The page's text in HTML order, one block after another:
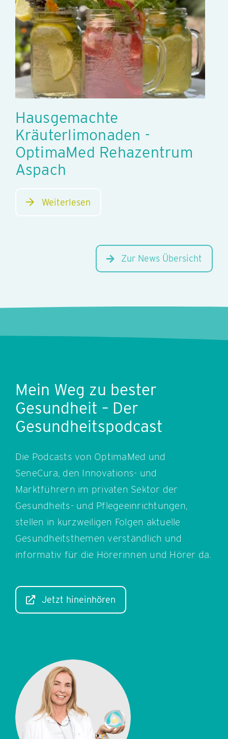
Hausgemachte
Kräuterlimonaden -
OptimaMed Rehazentrum
Aspach
Weiterlesen
Zur News Übersicht
Mein Weg zu bester
Gesundheit – Der
Gesundheitspodcast
Die Podcasts von OptimaMed und
SeneCura, den Innovations- und
Marktführern im privaten Sektor der
Gesundheits- und Pflegeeinrichtungen,
stellen in kurzweiligen Folgen aktuelle
Gesundheitsthemen verständlich und
informativ für die Hörerinnen und Hörer da.
Jetzt hineinhören